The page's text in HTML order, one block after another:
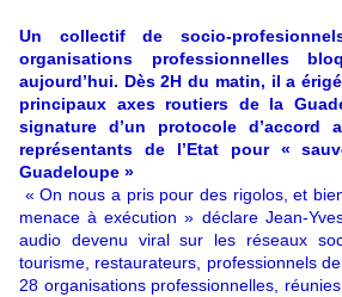
Un collectif de socio-
organisations professionnelles
aujourd’hui. Dès 2H du matin, il a
principaux axes routiers de la
signature d’un protocole
représentants de l’Etat pour «
Guadeloupe »
« On nous a pris pour des rigolos, et
menace à exécution » déclare Jean-
audio devenu viral sur les réseaux
tourisme, restaurateurs, professionnels de
28 organisations professionnelles,